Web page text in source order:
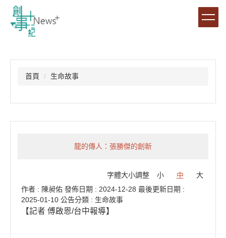
容
首頁 生命故事
龍的傳人：張勝傑的創新
字體大小調整 小 中
大
作者 : 陳昶佑 發佈日期 : 2024-12-28 最後更新日期 :
2025-01-10 公告分類 : 生命故事
【記者 傅啟恩/台中報導】